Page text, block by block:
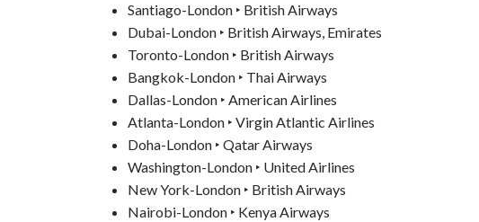
Santiago-London ‣ British Airways
Dubai-London ‣ British Airways, Emirates
Toronto-London ‣ British Airways
Bangkok-London ‣ Thai Airways
Dallas-London ‣ American Airlines
Atlanta-London ‣ Virgin Atlantic Airlines
Doha-London ‣ Qatar Airways
Washington-London ‣ United Airlines
New York-London ‣ British Airways
Nairobi-London ‣ Kenya Airways